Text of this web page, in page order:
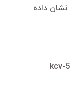
نشان داده